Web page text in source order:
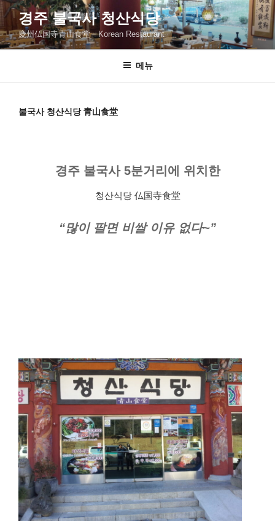
콘
츠
로
경주 불국사 청산식당
慶州仏国寺青山食堂 Korean Restaurant
메뉴
불국사 청산식당 青山食堂
경주 불국사 5분거리에 위치한
청산식당 仏国寺食堂
“많이 팔면 비쌀 이유 없다~”